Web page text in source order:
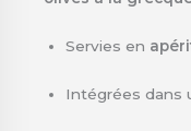
Servies en
Intégrées dans